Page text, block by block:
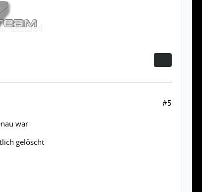
#5
war
gelöscht